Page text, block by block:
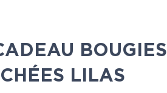
BOUGIES
LILAS